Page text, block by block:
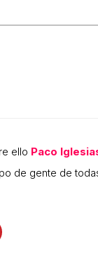
ello Paco
de gente de